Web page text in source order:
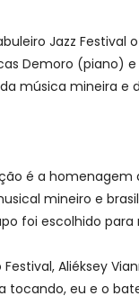
Jazz Festival
Demoro (piano)
música mineira e
é a
mineiro e
foi escolhido
Aliéksey
tocando, eu e o